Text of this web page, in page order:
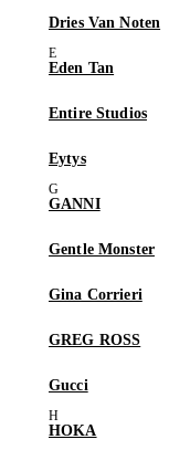
Dries Van Noten
Eden Tan
Entire Studios
Eytys
GANNI
Gentle Monster
Gina Corrieri
GREG ROSS
Gucci
HOKA